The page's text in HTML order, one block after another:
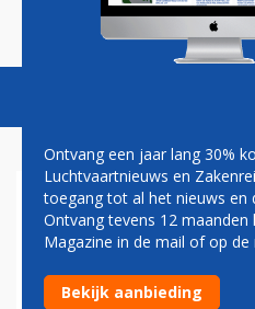
Magazine
THAILAND
ANDERHALVE
Ontvang een jaar lang 30%
Luchtvaartnieuws en
toegang tot al het nieuws en
Ontvang tevens 12
Magazine in de mail of op de
Bekijk aanbieding